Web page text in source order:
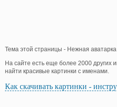
Тема этой страницы - Нежная
На сайте есть еще более 2000 других
найти красивые картинки с именами.
Как скачивать картинки -